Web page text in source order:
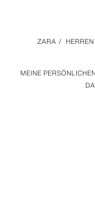
MEINE
ZARA / HERREN